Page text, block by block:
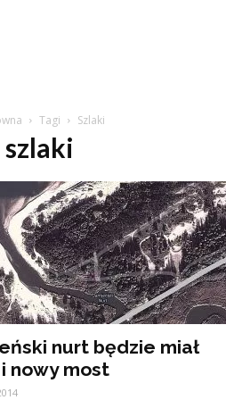
Tagi Szlaki
szlaki
nurt będzie miał
nowy most